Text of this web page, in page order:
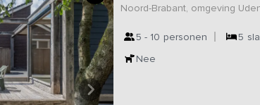
Noord-Brabant, omgeving
5 - 10 personen 5
Nee